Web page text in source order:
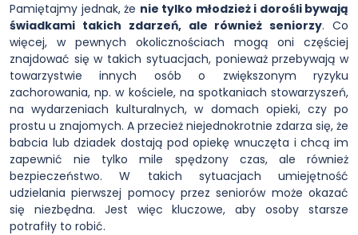
Pamiętajmy jednak, że nie tylko młodzież i dorośli bywają
świadkami takich zdarzeń, ale również seniorzy. Co
więcej, w pewnych okolicznościach mogą oni częściej
znajdować się w takich sytuacjach, ponieważ przebywają w
towarzystwie innych osób o zwiększonym ryzyku
zachorowania, np. w kościele, na spotkaniach stowarzyszeń,
na wydarzeniach kulturalnych, w domach opieki, czy po
prostu u znajomych. A przecież niejednokrotnie zdarza się, że
babcia lub dziadek dostają pod opiekę wnuczęta i chcą im
zapewnić nie tylko mile spędzony czas, ale również
bezpieczeństwo. W takich sytuacjach umiejętność
udzielania pierwszej pomocy przez seniorów może okazać
się niezbędna. Jest więc kluczowe, aby osoby starsze
potrafiły to robić.